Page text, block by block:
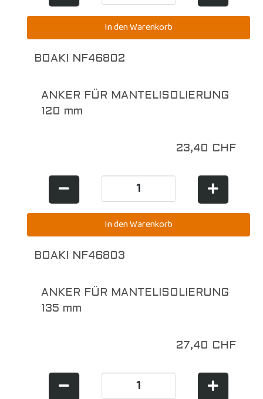
BOAKI NF46802
ANKER FÜR MANTELISOLIERUNG
120 mm
23,40 CHF
BOAKI NF46803
ANKER FÜR MANTELISOLIERUNG
135 mm
27,40 CHF